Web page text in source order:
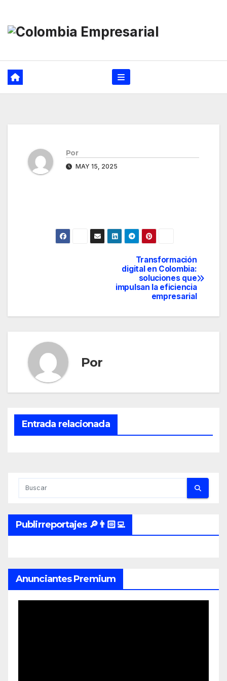
contenido
Por
MAY 15, 2025
Transformación
digital en Colombia:
soluciones que
impulsan la eficiencia
empresarial
Por
Entrada relacionada
Publirreportajes 🔎👨🏻‍💻
Anunciantes Premium